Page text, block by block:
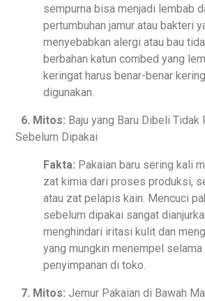
sempurna bisa menjadi lembab
pertumbuhan jamur atau bakteri
menyebabkan alergi atau bau
berbahan katun combed yang
keringat harus benar-benar
digunakan.
6. Mitos: Baju yang Baru Dibeli Tidak
Sebelum Dipakai
Fakta: Pakaian baru sering kali
zat kimia dari proses produksi,
atau zat pelapis kain. Mencuci
sebelum dipakai sangat
menghindari iritasi kulit dan
yang mungkin menempel
penyimpanan di toko.
7. Mitos: Jemur Pakaian di Bawah